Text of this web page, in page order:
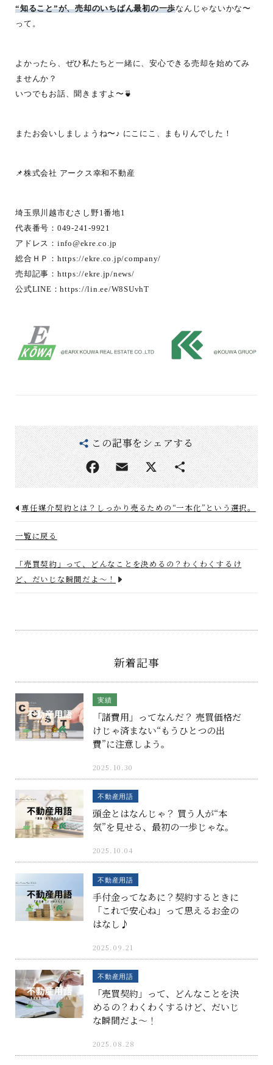
“知ること”が、売却のいちばん最初の一歩なんじゃないかな〜
って。
よかったら、ぜひ私たちと一緒に、安心できる売却を始めてみ
ませんか？
いつでもお話、聞きますよ〜🍵
またお会いしましょうね〜♪ にこにこ、まもりんでした！
📌株式会社 アークス幸和不動産
埼玉県川越市むさし野1番地1
代表番号：049-241-9921
アドレス： info@ekre.co.jp
総合ＨＰ： https://ekre.co.jp/company/
売却記事： https://ekre.jp/news/
公式LINE：https://lin.ee/W8SUvhT
この記事をシェアする
専任媒介契約とは？しっかり売るための“一本化”という選択。
一覧に戻る
「売買契約」って、どんなことを決めるの？わくわくするけ
ど、だいじな瞬間だよ〜！
新着記事
実績
「諸費用」ってなんだ？ 売買価格だ
けじゃ済まない“もうひとつの出
費”に注意しよう。
2025.10.30
不動産用語
頭金とはなんじゃ？ 買う人が“本
気”を見せる、最初の一歩じゃな。
2025.10.04
不動産用語
手付金ってなあに？契約するときに
「これで安心ね」って思えるお金の
はなし♪
2025.09.21
不動産用語
「売買契約」って、どんなことを決
めるの？わくわくするけど、だいじ
な瞬間だよ〜！
2025.08.28